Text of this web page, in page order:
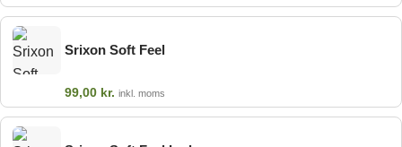
Srixon Soft Feel
99,00 kr. inkl. moms